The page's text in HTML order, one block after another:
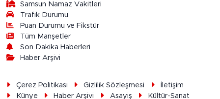
Samsun Namaz Vakitleri
Trafik Durumu
Puan Durumu ve Fikstür
Tüm Manşetler
Son Dakika Haberleri
Haber Arşivi
Çerez Politikası Gizlilik Sözleşmesi
İletişim
Künye
Haber Arşivi Asayiş Kültür-Sanat